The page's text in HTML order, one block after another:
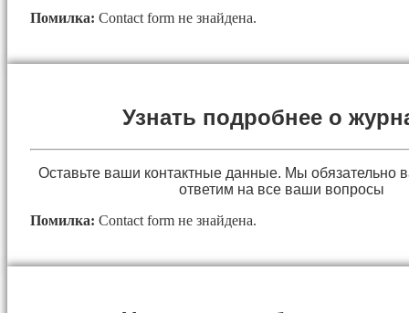
Помилка: Contact form не знайдена.
Узнать подробнее о
Оставьте ваши контактные данные. Мы обязательно
ответим на все ваши вопросы
Помилка: Contact form не знайдена.